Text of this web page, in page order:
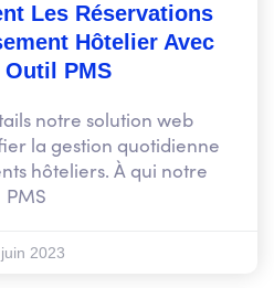
Les Réservations
Hôtelier Avec
Outil PMS
notre solution web
la gestion quotidienne
hôteliers. À qui notre
PMS
2023